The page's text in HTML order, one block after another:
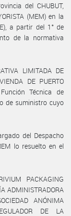
del CHUBUT,
(MEM) en la
a partir del 1° de
de la normativa
LIMITADA DE
DE PUERTO
Técnica de
de suministro cuyo
del Despacho
lo resuelto en el
PACKAGING
ADMINISTRADORA
ANÓNIMA
DE LA